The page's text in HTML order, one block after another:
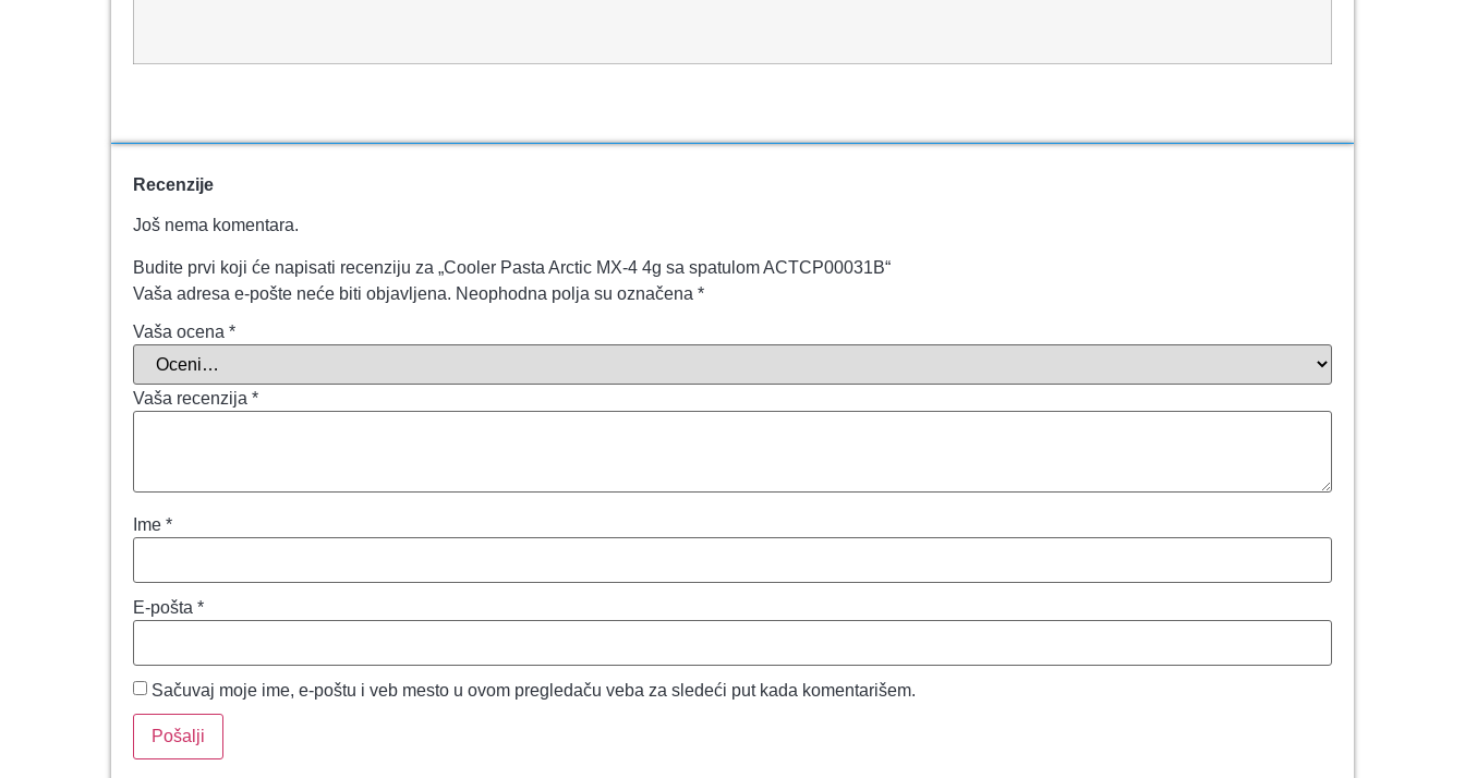
Recenzije
Još nema komentara.
Budite prvi koji će napisati recenziju za „Cooler Pasta Arctic MX-4 4g sa spatulom ACTCP00031B“
Vaša adresa e-pošte neće biti objavljena. Neophodna polja su označena *
Vaša ocena *
Vaša recenzija *
Ime *
E-pošta *
Sačuvaj moje ime, e-poštu i veb mesto u ovom pregledaču veba za sledeći put kada komentarišem.